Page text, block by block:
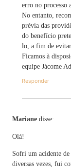
erro no processo
No entanto,
prévia das
do benefício
lo, a fim de evitar
Ficamos à
equipe Jácome
Responder
Mariane disse:
Olá!
Sofri um acidente
diversas vezes, fui